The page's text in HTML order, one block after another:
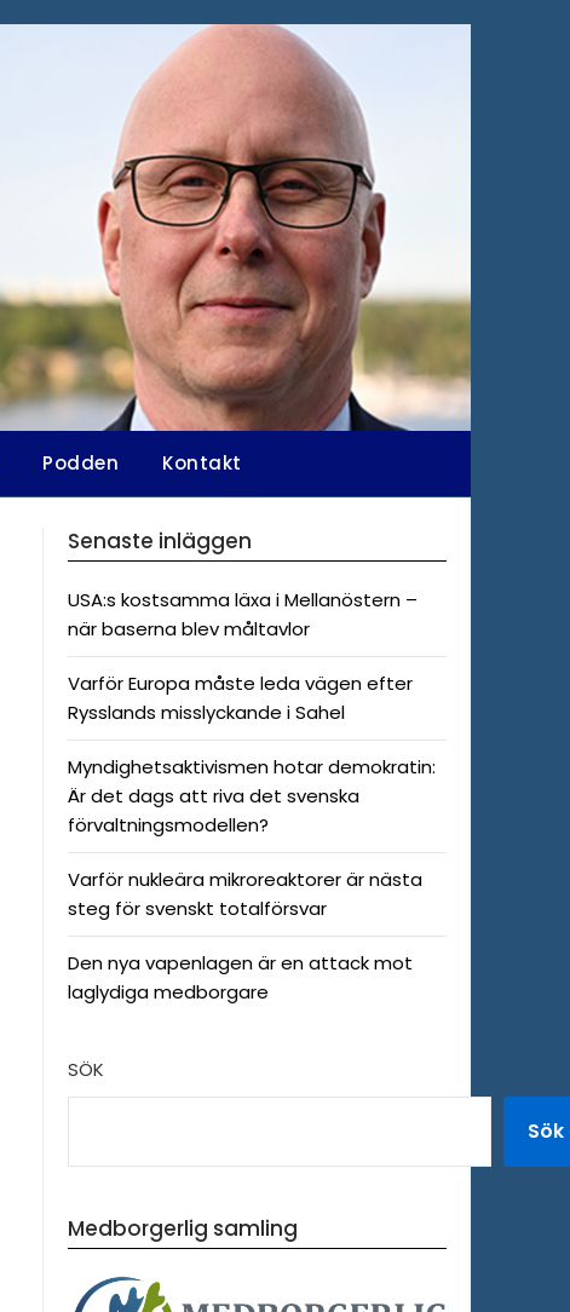
Podden Kontakt
Senaste inläggen
USA:s kostsamma läxa i Mellanöstern –
när baserna blev måltavlor
Varför Europa måste leda vägen efter
Rysslands misslyckande i Sahel
Myndighetsaktivismen hotar demokratin:
Är det dags att riva det svenska
förvaltningsmodellen?
Varför nukleära mikroreaktorer är nästa
steg för svenskt totalförsvar
Den nya vapenlagen är en attack mot
laglydiga medborgare
SÖK
Sök
Medborgerlig samling